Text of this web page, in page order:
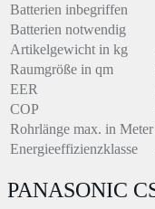
Batterien inbegriffen
Batterien notwendig
Artikelgewicht in kg
Raumgröße in qm
EER
COP
Rohrlänge max. in Meter
Energieeffizienzklasse
PANASONIC